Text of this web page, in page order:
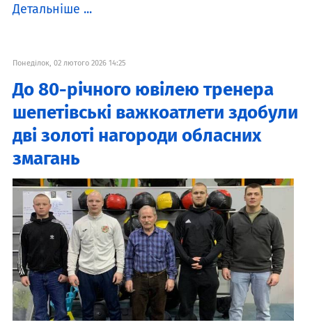
Детальніше ...
Понеділок, 02 лютого 2026 14:25
До 80-річного ювілею тренера
шепетівські важкоатлети здобули
дві золоті нагороди обласних
змагань